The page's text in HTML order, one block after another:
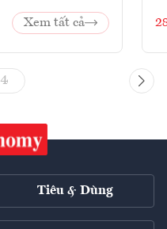
Xem tất cả
4
Tiêu & Dùng